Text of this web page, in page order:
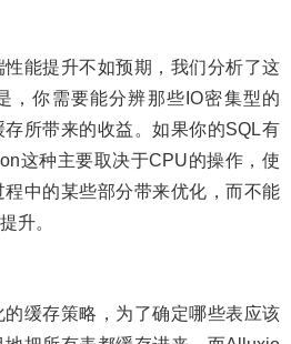
能提升不如预期，我们分析了这
，你需要能分辨那些IO密集型的
所带来的收益。如果你的SQL有
这种主要取决于CPU的操作，使
中的某些部分带来优化，而不能
升。
缓存策略，为了确定哪些表应该